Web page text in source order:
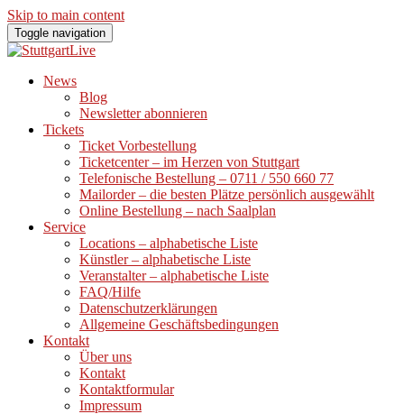
Skip to main content
Toggle navigation
News
Blog
Newsletter abonnieren
Tickets
Ticket Vorbestellung
Ticketcenter – im Herzen von Stuttgart
Telefonische Bestellung – 0711 / 550 660 77
Mailorder – die besten Plätze persönlich ausgewählt
Online Bestellung – nach Saalplan
Service
Locations – alphabetische Liste
Künstler – alphabetische Liste
Veranstalter – alphabetische Liste
FAQ/Hilfe
Datenschutzerklärungen
Allgemeine Geschäftsbedingungen
Kontakt
Über uns
Kontakt
Kontaktformular
Impressum